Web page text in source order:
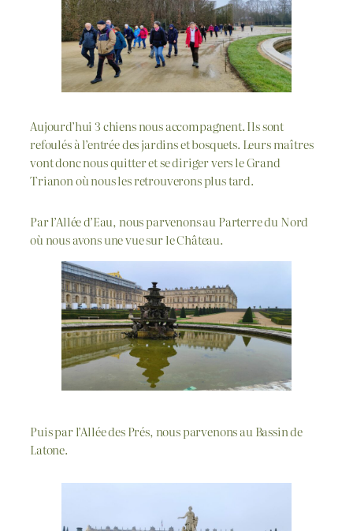
Aujourd’hui 3 chiens nous accompagnent. Ils sont
refoulés à l’entrée des jardins et bosquets. Leurs maîtres
vont donc nous quitter et se diriger vers le Grand
Trianon où nous les retrouverons plus tard.
Par l’Allée d’Eau, nous parvenons au Parterre du Nord
où nous avons une vue sur le Château.
Puis par l’Allée des Prés, nous parvenons au Bassin de
Latone.